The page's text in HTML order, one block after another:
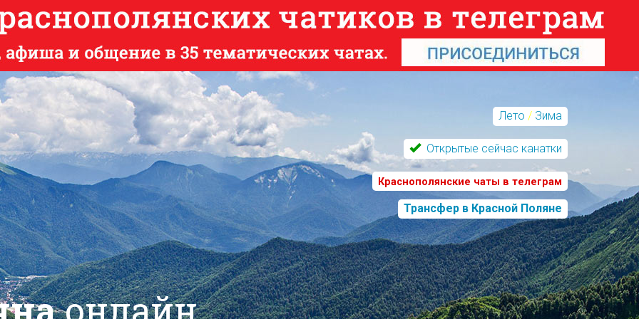
Лето / Зима
Открытые сейчас канатки
Краснополянские чаты в телеграм
Трансфер в Красной Поляне